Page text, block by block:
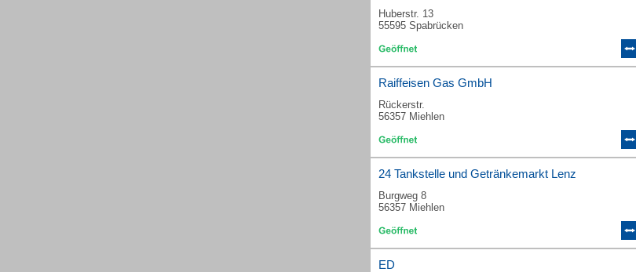
Huberstr. 13
55595 Spabrücken
Raiffeisen Gas GmbH
Rückerstr.
56357 Miehlen
24 Tankstelle und Getränkemarkt Lenz
Burgweg 8
56357 Miehlen
ED